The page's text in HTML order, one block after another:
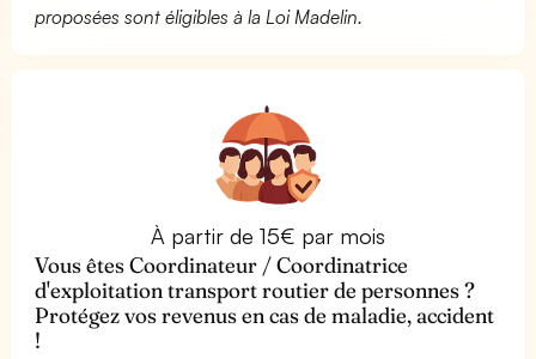
proposées sont éligibles à la Loi Madelin.
À partir de 15€ par mois
Vous êtes Coordinateur / Coordinatrice
d'exploitation transport routier de personnes ?
Protégez vos revenus en cas de maladie, accident
!